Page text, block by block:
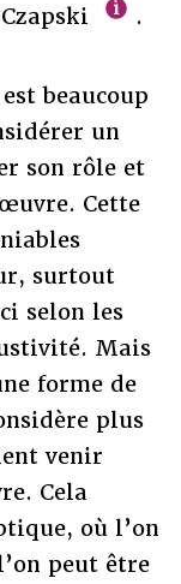
.
beaucoup
un
son rôle et
Cette
surtout
selon les
Mais
forme de
plus
venir
Cela
où l’on
peut être